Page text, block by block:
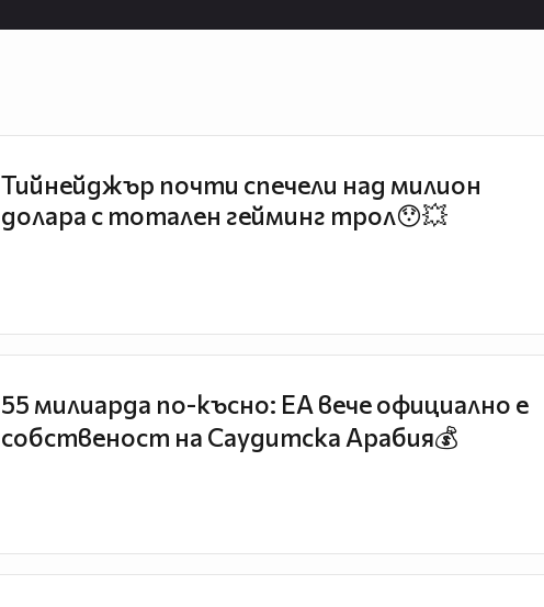
Тийнейджър почти спечели над милион
долара с тотален гейминг трол😯💥
55 милиарда по-късно: EA вече официално е
собственост на Саудитска Арабия💰